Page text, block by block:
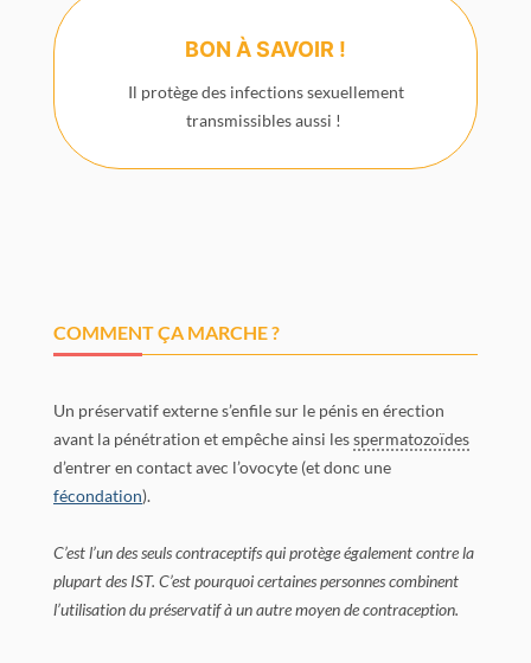
BON À SAVOIR !
Il protège des infections sexuellement
transmissibles aussi !
COMMENT ÇA MARCHE ?
Un préservatif externe s’enfile sur le pénis en érection
avant la pénétration et empêche ainsi lesspermatozoïdes
d’entrer en contact avec l’ovocyte (et donc une
fécondation).
C’est l’un des seuls contraceptifs qui protège également contre la
plupart des IST. C’est pourquoi certaines personnes combinent
l’utilisation du préservatif à un autre moyen de contraception.